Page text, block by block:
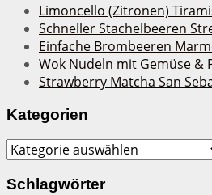
Limoncello (Zitronen)
Schneller Stachelbeeren
Einfache Brombeeren
Wok Nudeln mit Gemüse &
Strawberry Matcha San
Kategorien
Kategorien
Schlagwörter